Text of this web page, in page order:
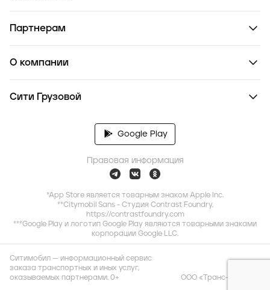
Партнерам
О компании
Сити Грузовой
Google Play
Правовая информация
*App Store является товарным знаком Apple Inc.
**Citymobil Sans - Студия Contrast Foundry,
https://contrastfoundry.com
***Google Play и логотип Google Play являются товарными знаками
корпорации Google LLC.
Ситимобил — информационный сервис
заказа транспортных и иных услуг,
оказываемых партнерами. 0+
ООО «Транс-Миссия»